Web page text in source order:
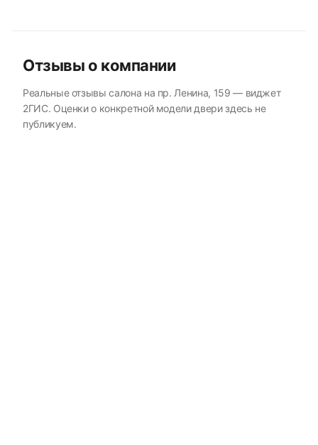
Отзывы о компании
Реальные отзывы салона на пр. Ленина, 159 — виджет
2ГИС. Оценки о конкретной модели двери здесь не
публикуем.